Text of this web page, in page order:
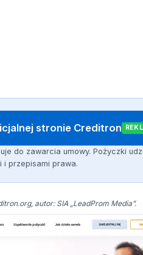
stronie Creditron
do zawarcia umowy. Pożyczki
i przepisami prawa.
autor: SIA „LeadProm Media”.